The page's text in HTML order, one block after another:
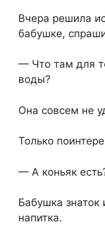
Вчера решила
бабушке,
— Что там для
воды?
Она совсем не
Только
— А коньяк
Бабушка знаток
напитка.